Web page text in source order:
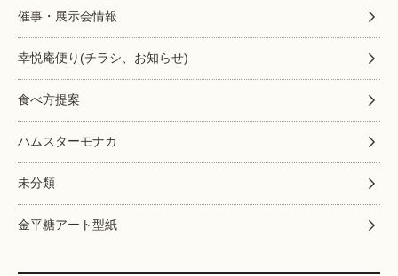
催事・展示会情報
幸悦庵便り(チラシ、お知らせ)
食べ方提案
ハムスターモナカ
未分類
金平糖アート型紙